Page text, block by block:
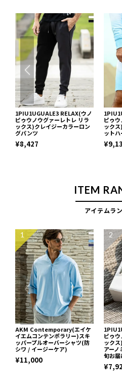
1PIU1UGUALE3 RELAX(ウノ
ピゥウノウグァーレトレ リラ
ックス)クレイジーカラーロン
グパンツ
¥8,427
ピゥ
ック
ット
ITEM
アイテムラ
1
AKM Contemporary(エイケ
イエムコンテンポラリー)スキ
ッパープルオーバーシャツ(防
シワ / イージーケア)
¥11,000
2
ピゥ
ック
アー
旬お届